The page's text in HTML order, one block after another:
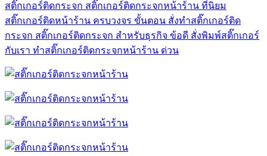
สติ๊กเกอร์ติดกระจก สติ๊กเกอร์ติดกระจกหน้าร้าน ที่นิยม
สติ๊กเกอร์ติดหน้าร้าน ครบวงจร ขั้นตอน สั่งทำสติ๊กเกอร์ติด
กระจก สติ๊กเกอร์ติดกระจก สำหรับธุรกิจ ข้อดี สั่งพิมพ์สติ๊กเกอร์
กับเรา ทำสติ๊กเกอร์ติดกระจกหน้าร้าน ด่วน